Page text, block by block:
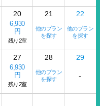
20
6,930
円
残り2室
21
他のプラン
を探す
22
他のプラン
を探す
27
6,930
円
残り2室
28
他のプラン
を探す
29
-